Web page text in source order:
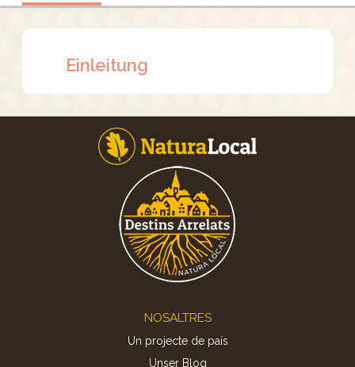
Einleitung
NOSALTRES
Un projecte de país
Unser Blog